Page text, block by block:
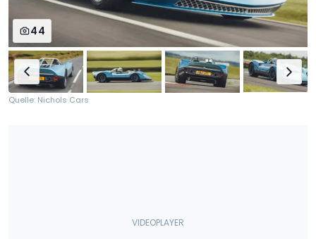
44
Quelle: Nichols Cars